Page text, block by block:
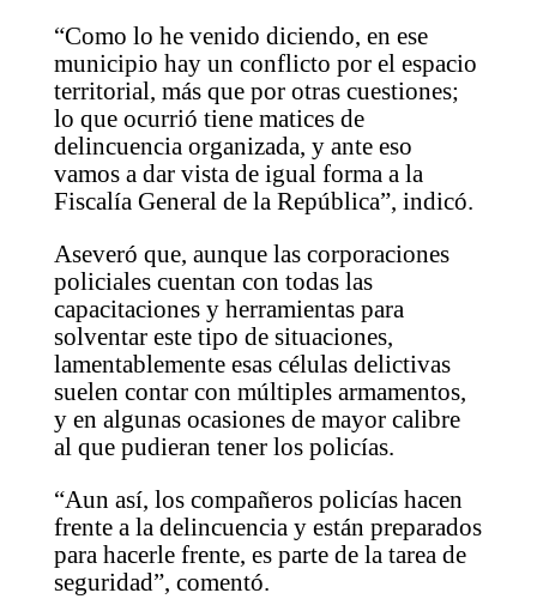
“Como lo he venido diciendo, en ese
municipio hay un conflicto por el espacio
territorial, más que por otras cuestiones;
lo que ocurrió tiene matices de
delincuencia organizada, y ante eso
vamos a dar vista de igual forma a la
Fiscalía General de la República”, indicó.
Aseveró que, aunque las corporaciones
policiales cuentan con todas las
capacitaciones y herramientas para
solventar este tipo de situaciones,
lamentablemente esas células delictivas
suelen contar con múltiples armamentos,
y en algunas ocasiones de mayor calibre
al que pudieran tener los policías.
“Aun así, los compañeros policías hacen
frente a la delincuencia y están preparados
para hacerle frente, es parte de la tarea de
seguridad”, comentó.